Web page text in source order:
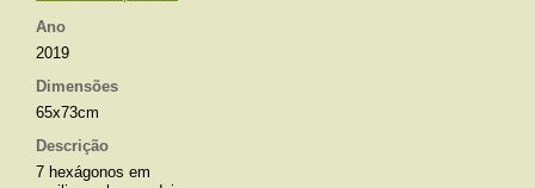
Ano
2019
Dimensões
65x73cm
Descrição
7 hexágonos em